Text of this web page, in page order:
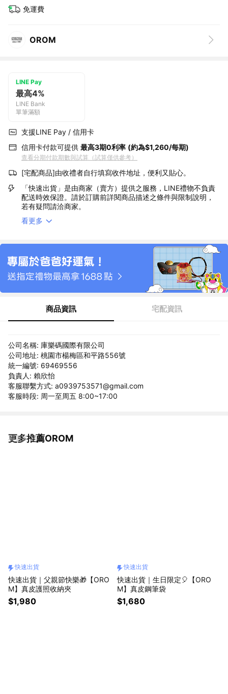
免運費
OROM
LINE Pay
最高4%
LINE Bank
單筆滿額
支援LINE Pay / 信用卡
信用卡付款可提供 最高3期0利率 (約為$1,260/每期)
查看分期付款期數與試算（試算僅供參考）
[宅配商品]由收禮者自行填寫收件地址，便利又貼心。
「快速出貨」是由商家（賣方）提供之服務，LINE禮物不負責
配送時效保證。請於訂購前詳閱商品描述之條件與限制說明，
若有疑問請洽商家。
看更多
商品資訊 宅配資訊
公司名稱: 庫樂碼國際有限公司
公司地址: 桃園市楊梅區和平路556號
統一編號: 69469556
負責人: 賴欣怡
客服聯繫方式: a0939753571@gmail.com
客服時段: 周一至周五 8:00~17:00
更多推薦OROM
看更多
快速出貨
快速出貨｜父親節快樂🎁【ORO
M】真皮護照收納夾
$1,980
快速出貨
快速出貨｜生日限定🎈【ORO
M】真皮鋼筆袋
$1,680